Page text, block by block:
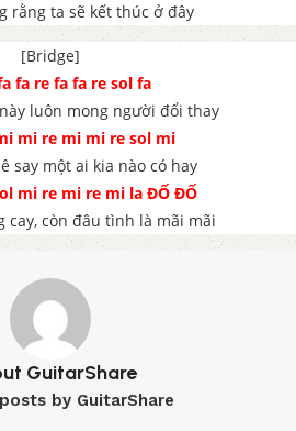
rằng ta sẽ kết thúc ở đây
[Bridge]
fa re fa fa re sol fa
luôn mong người đổi thay
mi re mi mi re sol mi
say một ai kia nào có hay
mi re mi re mi la ĐỐ ĐỐ
cay, còn đâu tình là mãi mãi
GuitarShare
by GuitarShare